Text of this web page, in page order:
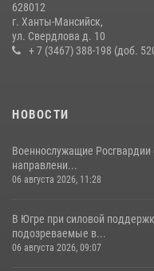
11 июля 2026, 12:26
628012
г. Ханты-Мансийск,
ул. Свердлова д. 10
+ 7 (3467) 388-198 (доб.
НОВОСТИ
Военнослужащие
направлени...
06 августа 2026, 11:28
В Югре при силовой
подозреваемые в...
06 августа 2026, 09:07